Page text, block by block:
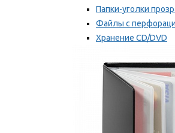
Папки-уголки
Файлы с
Хранение CD/DVD
Мы рекомендуем